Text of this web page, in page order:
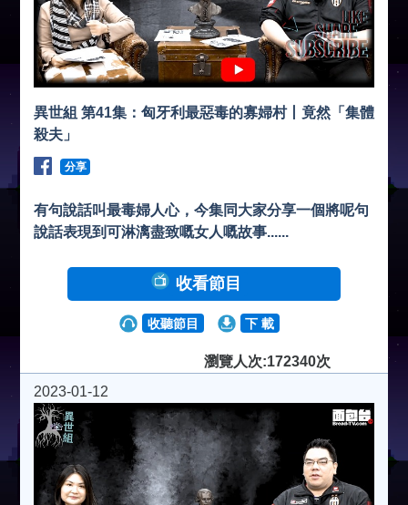
異世組 第41集：匈牙利最惡毒的寡婦村丨竟然「集體
殺夫」
分享
有句說話叫最毒婦人心，今集同大家分享一個將呢句
說話表現到可淋漓盡致嘅女人嘅故事......
收看節目
收聽節目 下 載
瀏覽人次:172340次
2023-01-12